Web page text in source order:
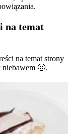
na temat
na temat strony
niebawem 🙂.